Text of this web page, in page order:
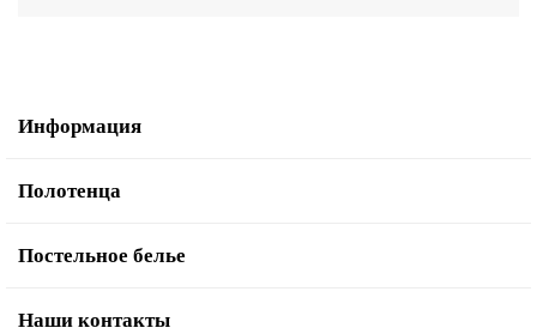
Информация
Полотенца
Постельное белье
Наши контакты